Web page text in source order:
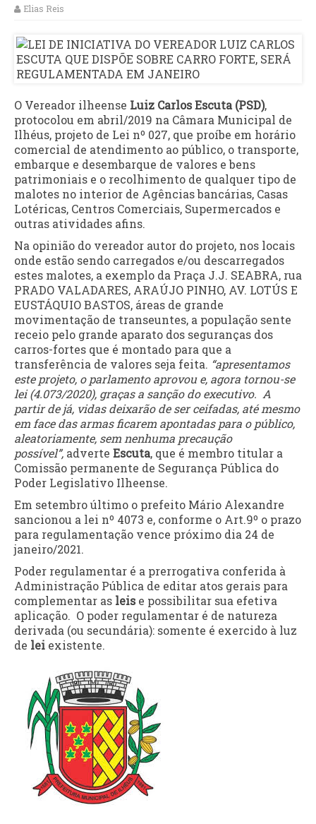
Elias Reis
O Vereador ilheense Luiz Carlos Escuta (PSD),
protocolou em abril/2019 na Câmara Municipal de
Ilhéus, projeto de Lei nº 027, que proíbe em horário
comercial de atendimento ao público, o transporte,
embarque e desembarque de valores e bens
patrimoniais e o recolhimento de qualquer tipo de
malotes no interior de Agências bancárias, Casas
Lotéricas, Centros Comerciais, Supermercados e
outras atividades afins.
Na opinião do vereador autor do projeto, nos locais
onde estão sendo carregados e/ou descarregados
estes malotes, a exemplo da Praça J.J. SEABRA, rua
PRADO VALADARES, ARAÚJO PINHO, AV. LOTÚS E
EUSTÁQUIO BASTOS, áreas de grande
movimentação de transeuntes, a população sente
receio pelo grande aparato dos seguranças dos
carros-fortes que é montado para que a
transferência de valores seja feita. “apresentamos
este projeto, o parlamento aprovou e, agora tornou-se
lei (4.073/2020), graças a sanção do executivo. A
partir de já, vidas deixarão de ser ceifadas, até mesmo
em face das armas ficarem apontadas para o público,
aleatoriamente, sem nenhuma precaução
possível”, adverte Escuta, que é membro titular a
Comissão permanente de Segurança Pública do
Poder Legislativo Ilheense.
Em setembro último o prefeito Mário Alexandre
sancionou a lei nº 4073 e, conforme o Art.9º o prazo
para regulamentação vence próximo dia 24 de
janeiro/2021.
Poder regulamentar é a prerrogativa conferida à
Administração Pública de editar atos gerais para
complementar as leis e possibilitar sua efetiva
aplicação. O poder regulamentar é de natureza
derivada (ou secundária): somente é exercido à luz
de lei existente.